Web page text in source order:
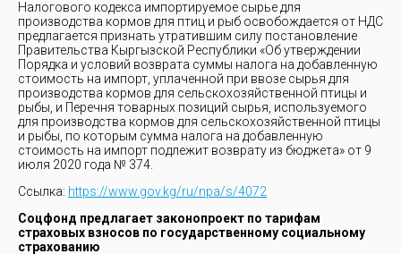
Налогового кодекса импортируемое сырье для
производства кормов для птиц и рыб освобождается от НДС
предлагается признать утратившим силу постановление
Правительства Кыргызской Республики «Об утверждении
Порядка и условий возврата суммы налога на добавленную
стоимость на импорт, уплаченной при ввозе сырья для
производства кормов для сельскохозяйственной птицы и
рыбы, и Перечня товарных позиций сырья, используемого
для производства кормов для сельскохозяйственной птицы
и рыбы, по которым сумма налога на добавленную
стоимость на импорт подлежит возврату из бюджета» от 9
июля 2020 года № 374.
Ссылка: https://www.gov.kg/ru/npa/s/4072
Соцфонд предлагает законопроект по тарифам
страховых взносов по государственному социальному
страхованию